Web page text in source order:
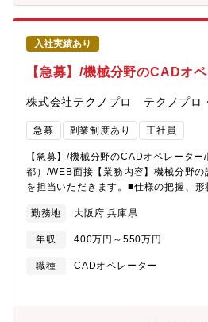
入社実績あり
【急募】/機械分野のCADオ
株式会社テクノプロ テクノプロ
急募 副業制度あり 正社員
【急募】/機械分野のCADオペレータ
都）/WEB面接【業務内容】機械分野
を担当いただきます。■仕様の把握、
調整■付随するドキュメントの作成【プ
(車載カムクラッチ)の研究開発におけ
(CAD操作)・電動車に搭載される機器
業務・ドライエッチング装置（処理モ
リング、部品図、組図作成および資料
勤務地 大阪府 兵庫県
年収 400万円～550万円
職種
CADオペレーター